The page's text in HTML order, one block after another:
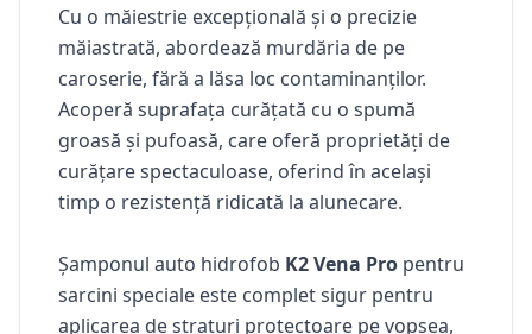
Cu o măiestrie excepțională și o precizie
măiastrată, abordează murdăria de pe
caroserie, fără a lăsa loc contaminanților.
Acoperă suprafața curățată cu o spumă
groasă și pufoasă, care oferă proprietăți de
curățare spectaculoase, oferind în același
timp o rezistență ridicată la alunecare.
Șamponul auto hidrofob K2 Vena Pro pentru
sarcini speciale este complet sigur pentru
aplicarea de straturi protectoare pe vopsea,